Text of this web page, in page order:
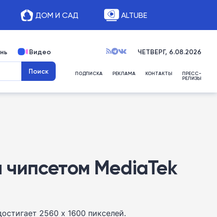
ДОМ И САД ALTUBE
Видео ЧЕТВЕРГ, 6.08.2026
ПОДПИСКА РЕКЛАМА КОНТАКТЫ ПРЕСС-
РЕЛИЗЫ
MediaTek
2560 x 1600 пикселей.